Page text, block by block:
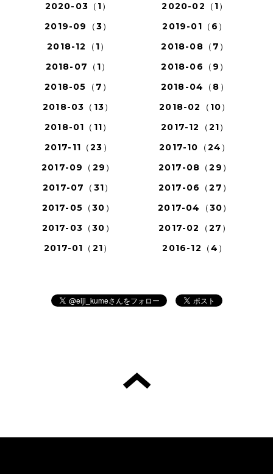
2020-03（1）
2020-02（1）
2019-09（3）
2019-01（6）
2018-12（1）
2018-08（7）
2018-07（1）
2018-06（9）
2018-05（7）
2018-04（8）
2018-03（13）
2018-02（10）
2018-01（11）
2017-12（21）
2017-11（23）
2017-10（24）
2017-09（29）
2017-08（29）
2017-07（31）
2017-06（27）
2017-05（30）
2017-04（30）
2017-03（30）
2017-02（27）
2017-01（21）
2016-12（4）